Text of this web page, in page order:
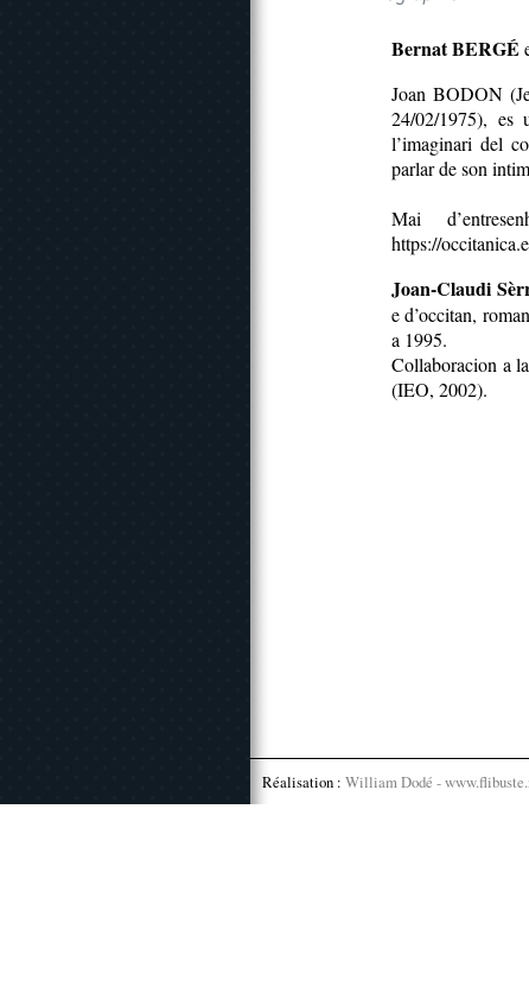
Bernat BERGÉ
Joan BODON
24/02/1975), es
l’imaginari del
parlar de son
Mai
https://
Joan-Claudi
e d’occitan,
a 1995.
Collaboracion a
(IEO, 2002).
Réalisation : William Dodé -